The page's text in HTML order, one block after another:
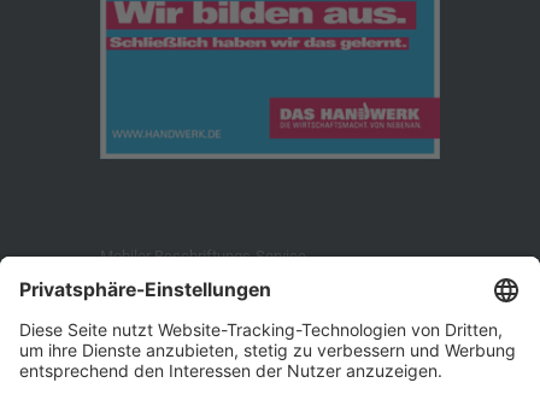
Mobiler Beschriftungs-Service
Ossecker Str. 179
Telefon: +49 (9281) 144 713
Telefax: +49 (9281) 144 714